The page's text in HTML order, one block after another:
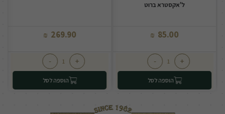
ל'אקסטרא ברוט
85.00
₪
+
-
הוספה לסל
269.90
₪
+
-
הוספה לסל